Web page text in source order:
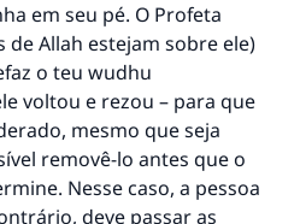
em seu pé. O Profeta
de Allah estejam sobre ele)
o teu wudhu
voltou e rezou – para que
mesmo que seja
removê-lo antes que o
Nesse caso, a pessoa
deve passar as